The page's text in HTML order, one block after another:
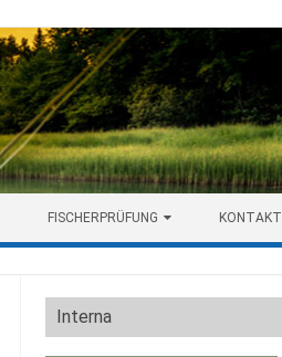
FISCHERPRÜFUNG KONTAKT
Interna